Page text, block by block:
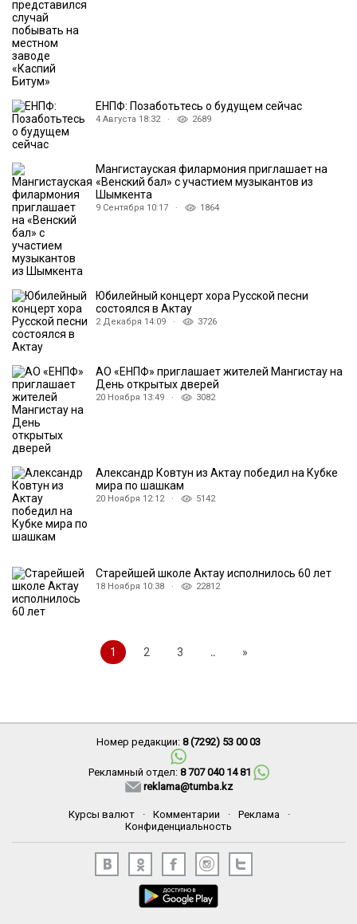
ЕНПФ: Позаботьтесь о будущем сейчас
4 Августа 18:32 · 2689
Мангистауская филармония приглашает на
«Венский бал» с участием музыкантов из
Шымкента
9 Сентября 10:17 · 1864
Юбилейный концерт хора Русской песни
состоялся в Актау
2 Декабря 14:09 · 3726
АО «ЕНПФ» приглашает жителей Мангистау на
День открытых дверей
20 Ноября 13:49 · 3082
Александр Ковтун из Актау победил на Кубке
мира по шашкам
20 Ноября 12:12 · 5142
Старейшей школе Актау исполнилось 60 лет
18 Ноября 10:38 · 22812
1 2 3 .. »
Номер редакции: 8 (7292) 53 00 03
Рекламный отдел: 8 707 040 14 81
reklama@tumba.kz
Курсы валют · Комментарии · Реклама
·
Конфиденциальность